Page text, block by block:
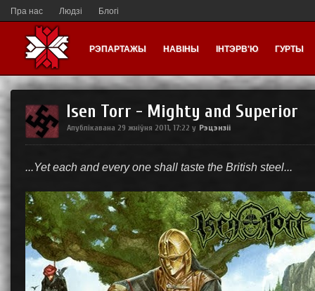
Пра нас Людзі Блогі
РЭПАРТАЖЫ НАВІНЫ ІНТЭРВ'Ю ГУРТЫ
Isen Torr - Mighty and Superior
Апублікавана 29 жніўня 2011, 17:22 у Рэцэнзіі
...Yet each and every one shall taste the British steel...